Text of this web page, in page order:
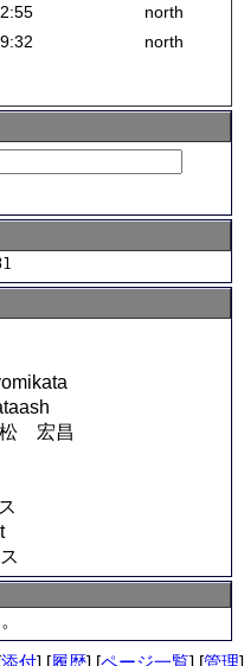
north
north
宏昌